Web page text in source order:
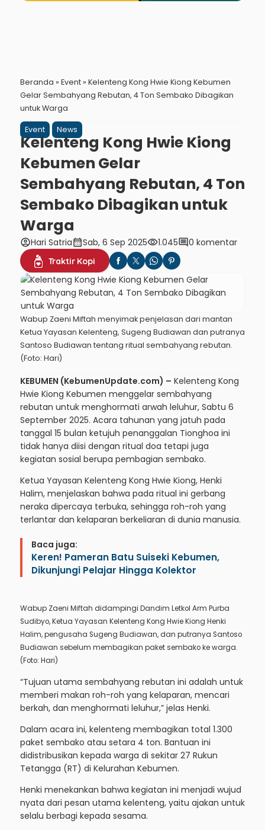
Beranda » Event» Kelenteng Kong Hwie Kiong Kebumen
Gelar Sembahyang Rebutan, 4 Ton Sembako Dibagikan
untuk Warga
Event News
Kelenteng Kong Hwie Kiong
Kebumen Gelar
Sembahyang Rebutan, 4 Ton
Sembako Dibagikan untuk
Warga
account_circleHari Satriacalendar_monthSab, 6 Sep 2025visibility1.045comment0 komentar
Traktir Kopi
Wabup Zaeni Miftah menyimak penjelasan dari mantan
Ketua Yayasan Kelenteng, Sugeng Budiawan dan putranya
Santoso Budiawan tentang ritual sembahyang rebutan.
(Foto: Hari)
KEBUMEN (KebumenUpdate.com) – Kelenteng Kong
Hwie Kiong Kebumen menggelar sembahyang
rebutan untuk menghormati arwah leluhur, Sabtu 6
September 2025. Acara tahunan yang jatuh pada
tanggal 15 bulan ketujuh penanggalan Tionghoa ini
tidak hanya diisi dengan ritual doa tetapi juga
kegiatan sosial berupa pembagian sembako.
Ketua Yayasan Kelenteng Kong Hwie Kiong, Henki
Halim, menjelaskan bahwa pada ritual ini gerbang
neraka dipercaya terbuka, sehingga roh-roh yang
terlantar dan kelaparan berkeliaran di dunia manusia.
Baca juga:
Keren! Pameran Batu Suiseki Kebumen,
Dikunjungi Pelajar Hingga Kolektor
Wabup Zaeni Miftah didampingi Dandim Letkol Arm Purba
Sudibyo, Ketua Yayasan Kelenteng Kong Hwie Kiong Henki
Halim, pengusaha Sugeng Budiawan, dan putranya Santoso
Budiawan sebelum membagikan paket sembako ke warga.
(Foto: Hari)
“Tujuan utama sembahyang rebutan ini adalah untuk
memberi makan roh-roh yang kelaparan, mencari
berkah, dan menghormati leluhur,” jelas Henki.
Dalam acara ini, kelenteng membagikan total 1.300
paket sembako atau setara 4 ton. Bantuan ini
didistribusikan kepada warga di sekitar 27 Rukun
Tetangga (RT) di Kelurahan Kebumen.
Henki menekankan bahwa kegiatan ini menjadi wujud
nyata dari pesan utama kelenteng, yaitu ajakan untuk
selalu berbagi kepada sesama.